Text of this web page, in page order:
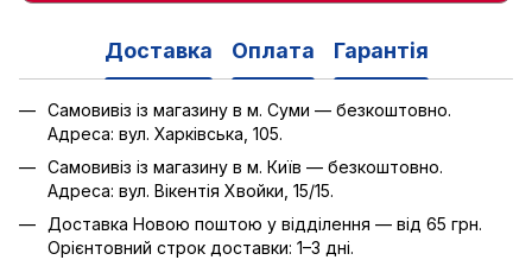
Доставка Оплата Гарантія
Самовивіз із магазину в м. Суми — безкоштовно.
Адреса: вул. Харківська, 105.
Самовивіз із магазину в м. Київ — безкоштовно.
Адреса: вул. Вікентія Хвойки, 15/15.
Доставка Новою поштою у відділення — від 65 грн.
Орієнтовний строк доставки: 1–3 дні.